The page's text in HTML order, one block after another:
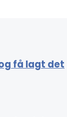
få lagt det